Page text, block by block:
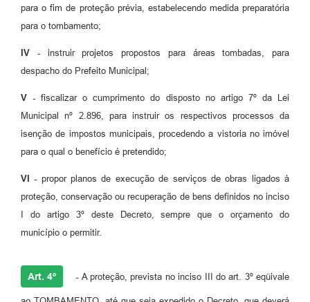
para o fim de proteção prévia, estabelecendo medida preparatória
para o tombamento;
IV - instruir projetos propostos para áreas tombadas, para
despacho do Prefeito Municipal;
V -fiscalizar o cumprimento do disposto no artigo 7º da Lei
Municipal nº 2.896, para instruir os respectivos processos da
isenção de impostos municipais, procedendo a vistoria no imóvel
para o qual o benefício é pretendido;
VI - propor planos de execução de serviços de obras ligados à
proteção, conservação ou recuperação de bens definidos no inciso
I do artigo 3º deste Decreto, sempre que o orçamento do
município o permitir.
Art. 4º - A proteção, prevista no inciso III do art. 3º eqüivale